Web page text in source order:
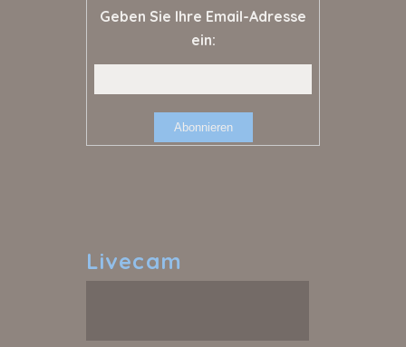
Geben Sie Ihre Email-Adresse
ein:
Livecam